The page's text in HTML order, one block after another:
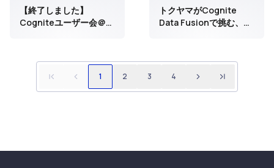
【終了しました】
Cogniteユーザー会＠名
トクヤマがCognite
Data Fusionで挑む、
1 2 3 4